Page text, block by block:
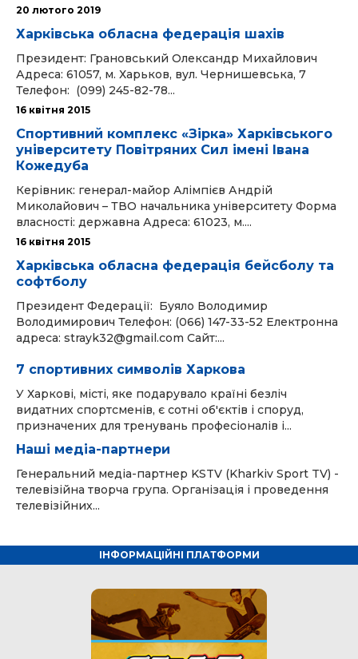
20 лютого 2019
Харківська обласна федерація шахів
Президент: Грановський Олександр Михайлович
Адреса: 61057, м. Харьков, вул. Чернишевська, 7
Телефон: (099) 245-82-78...
16 квітня 2015
Спортивний комплекс «Зірка» Харківського
університету Повітряних Сил імені Івана
Кожедуба
Керівник: генерал-майор Алімпієв Андрій
Миколайович – ТВО начальника університету Форма
власності: державна Адреса: 61023, м....
16 квітня 2015
Харківська обласна федерація бейсболу та
софтболу
Президент Федерації: Буяло Володимир
Володимирович Телефон: (066) 147-33-52 Електронна
адреса: strayk32@gmail.com Сайт:...
7 спортивних символів Харкова
У Харкові, місті, яке подарувало країні безліч
видатних спортсменів, є сотні об'єктів і споруд,
призначених для тренувань професіоналів і...
Наші медіа-партнери
Генеральний медіа-партнер KSTV (Kharkiv Sport TV) -
телевізійна творча група. Організація і проведення
телевізійних...
ІНФОРМАЦІЙНІ ПЛАТФОРМИ